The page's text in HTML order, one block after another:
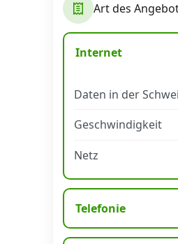
Art des
Internet
Daten in der
Geschwindigkeit
Netz
Telefonie